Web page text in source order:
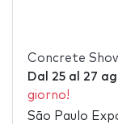
Concrete
Dal 25al 27
giorno!
São Paulo